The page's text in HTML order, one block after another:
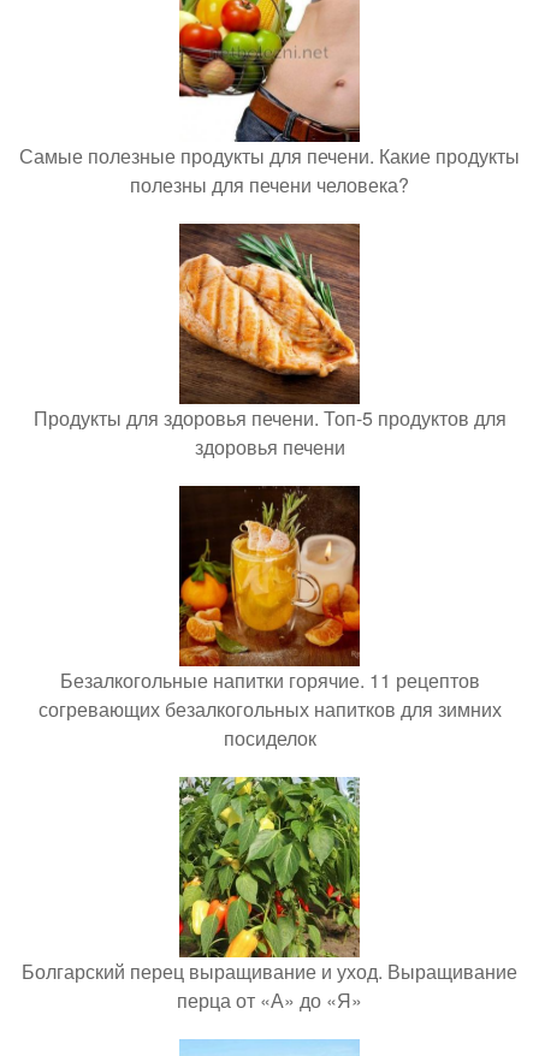
Самые полезные продукты для печени. Какие продукты
полезны для печени человека?
Продукты для здоровья печени. Топ-5 продуктов для
здоровья печени
Безалкогольные напитки горячие. 11 рецептов
согревающих безалкогольных напитков для зимних
посиделок
Болгарский перец выращивание и уход. Выращивание
перца от «А» до «Я»